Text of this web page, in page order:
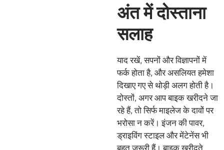
अंत में दोस्ताना
सलाह
याद रखें, सपनों और विज्ञापनों में
फर्क होता है, और असलियत हमेशा
दिखाए गए से थोड़ी अलग होती है।
दोस्तों, अगर आप बाइक खरीदने जा
रहे हैं, तो सिर्फ माइलेज के दावों पर
भरोसा न करें। इंजन की पावर,
ड्राइविंग स्टाइल और मेंटेनेंस भी
बहुत ज़रूरी हैं। बाइक खरीदते